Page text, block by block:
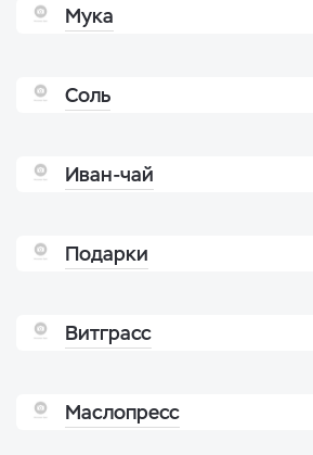
Мука
Соль
Иван-чай
Подарки
Витграсс
Маслопресс